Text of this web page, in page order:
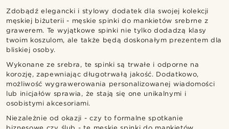
Zdobądź elegancki i stylowy dodatek dla swojej kolekcji
męskiej biżuterii - męskie spinki do mankietów srebrne z
grawerem. Te wyjątkowe spinki nie tylko dodadzą klasy
twoim koszulom, ale także będą doskonałym prezentem dla
bliskiej osoby.
Wykonane ze srebra, te spinki są trwałe i odporne na
korozję, zapewniając długotrwałą jakość. Dodatkowo,
możliwość wygrawerowania personalizowanej wiadomości
lub inicjałów sprawia, że stają się one unikalnymi i
osobistymi akcesoriami.
Niezależnie od okazji - czy to formalne spotkanie
biznesowe czy ślub - te męskie spinki do mankietów